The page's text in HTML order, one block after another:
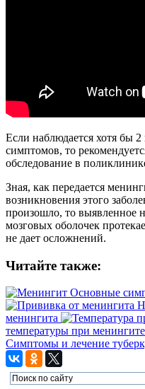
Если наблюдается хотя бы
симптомов, то
обследование в
Зная, как передается
возникновения этого
произошло, то выявленное
мозговых оболочек
не дает осложнений.
Читайте также:
Основные
менингита
температуры при менингите
Симптомы и лечение